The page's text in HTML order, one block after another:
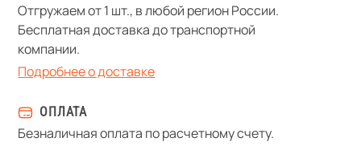
Отгружаем от 1 шт., в любой регион России.
Бесплатная доставка до транспортной
компании.
Подробнее о доставке
ОПЛАТА
Безналичная оплата по расчетному счету.